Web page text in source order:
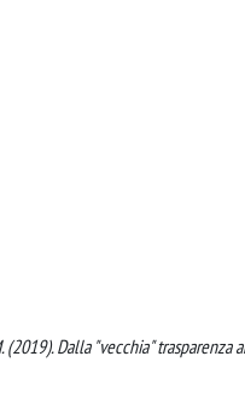
(2019). Dalla "vecchia"